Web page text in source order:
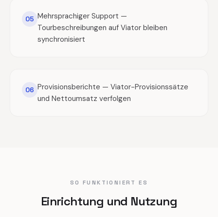
05 Mehrsprachiger Support —
Tourbeschreibungen auf Viator bleiben
synchronisiert
06 Provisionsberichte — Viator-Provisionssätze
und Nettoumsatz verfolgen
SO FUNKTIONIERT ES
Einrichtung und Nutzung